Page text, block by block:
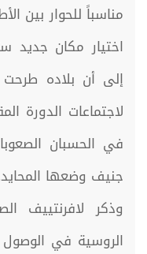
مناسباً للحوار بين
اختيار مكان جديد
إلى أن بلاده طرحت
لاجتماعات الدورة
في الحسبان
جنيف وضعها
وذكر لافرنتييف
الروسية في